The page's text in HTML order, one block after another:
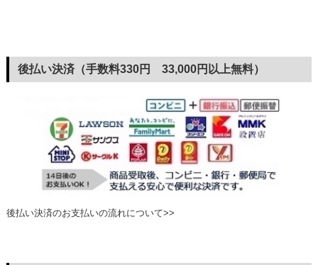
後払い決済（手数料330円 33,000円以上無料）
後払い決済のお支払いの流れについて>>